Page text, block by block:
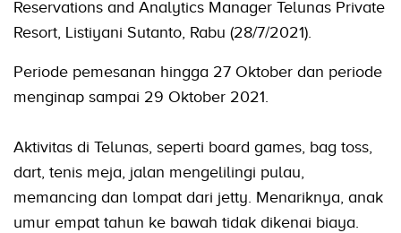
Reservations and Analytics Manager Telunas Private
Resort, Listiyani Sutanto, Rabu (28/7/2021).
Periode pemesanan hingga 27 Oktober dan periode
menginap sampai 29 Oktober 2021.
Aktivitas di Telunas, seperti board games, bag toss,
dart, tenis meja, jalan mengelilingi pulau,
memancing dan lompat dari jetty. Menariknya, anak
umur empat tahun ke bawah tidak dikenai biaya.